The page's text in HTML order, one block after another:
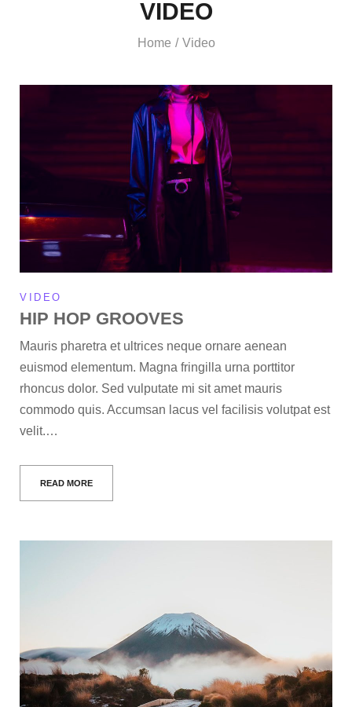
VIDEO
Home / Video
VIDEO
HIP HOP GROOVES
Mauris pharetra et ultrices neque ornare aenean
euismod elementum. Magna fringilla urna porttitor
rhoncus dolor. Sed vulputate mi sit amet mauris
commodo quis. Accumsan lacus vel facilisis volutpat est
velit.…
READ MORE